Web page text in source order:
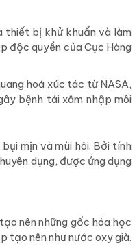
thiết bị khử khuẩn và làm
độc quyền của Cục Hàng
hoá xúc tác từ NASA,
bệnh tái xâm nhập môi
mịn và mùi hôi. Bởi tính
dụng, được ứng dụng
nên những gốc hóa học
tạo nên như nước oxy già.